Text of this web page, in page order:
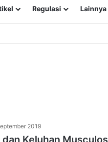
Regulasi Lainnya
ISO 13851:2019
2019
Keluhan